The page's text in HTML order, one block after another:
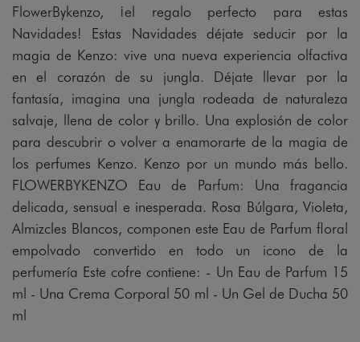
FlowerBykenzo, ¡el regalo perfecto para estas
Navidades! Estas Navidades déjate seducir por la
magia de Kenzo: vive una nueva experiencia olfactiva
en el corazón de su jungla. Déjate llevar por la
fantasía, imagina una jungla rodeada de naturaleza
salvaje, llena de color y brillo. Una explosión de color
para descubrir o volver a enamorarte de la magia de
los perfumes Kenzo. Kenzo por un mundo más bello.
FLOWERBYKENZO Eau de Parfum: Una fragancia
delicada, sensual e inesperada. Rosa Búlgara, Violeta,
Almizcles Blancos, componen este Eau de Parfum floral
empolvado convertido en todo un icono de la
perfumería Este cofre contiene: - Un Eau de Parfum 15
ml - Una Crema Corporal 50 ml - Un Gel de Ducha 50
ml